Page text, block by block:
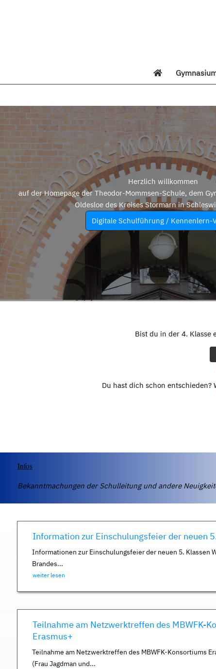
Herzlich willkommen
auf der Homepage der Theodor-Mommsen-Schule, dem
Oldesloe des Kreises Stormarn in
Digitale Schulführung / Kennenlern-
Bist du in der 4. Klasse
Du hast dich schon
Infos
Bekanntmachungen der Schulleitung und andere
Information zur Einschulungsfeier der neuen
Informationen zur Einschulungsfeier der neuen 5. Klassen
Brandes...
weiter lesen
Teilnahme am Netzwerktreffen des MBWFK-
Erasmus+
Teilnahme am Netzwerktreffen des MBWFK-Konsortiums
(Frau Jagdman und...